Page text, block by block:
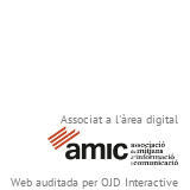
Associat a l'àrea digital
Web auditada per OJD Interactive